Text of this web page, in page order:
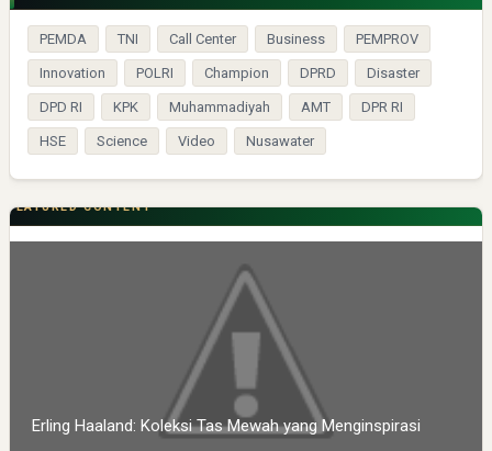
PEMDA TNI Call Center Business PEMPROV
Innovation POLRI Champion DPRD Disaster
DPD RI KPK Muhammadiyah AMT DPR RI
HSE Science Video Nusawater
FEATURED CONTENT
Erling Haaland: Koleksi Tas Mewah yang Menginspirasi